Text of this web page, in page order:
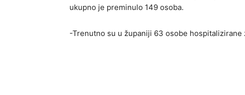
ukupno je preminulo 149 osoba.
-Trenutno su u županiji 63 osobe hospitalizirane